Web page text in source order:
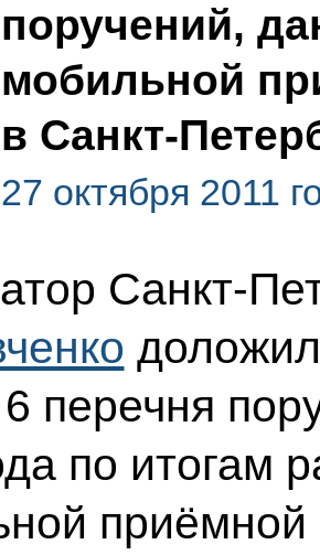
поручений,
мобильной
в Санкт-
27 октября 2011
Санкт-
6 перечня
по итогам
приёмной